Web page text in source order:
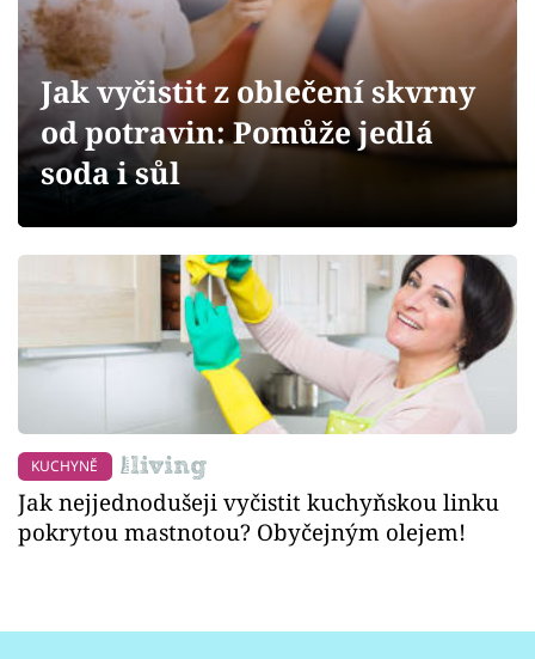
Sledujte prima+
Přihlášení
Sledujte nás
Jak vyčistit z oblečení skvrny
od potravin: Pomůže jedlá
soda i sůl
KUCHYNĚ
Jak nejjednodušeji vyčistit kuchyňskou linku
pokrytou mastnotou? Obyčejným olejem!